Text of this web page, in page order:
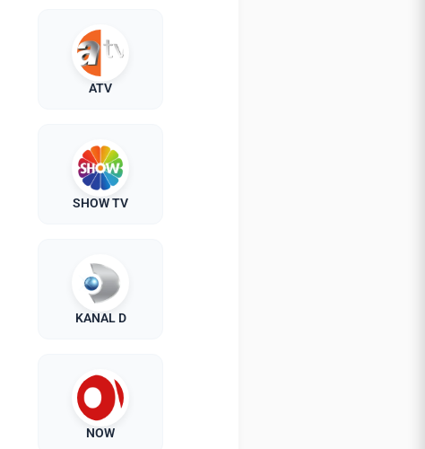
ATV
SHOW TV
KANAL D
NOW